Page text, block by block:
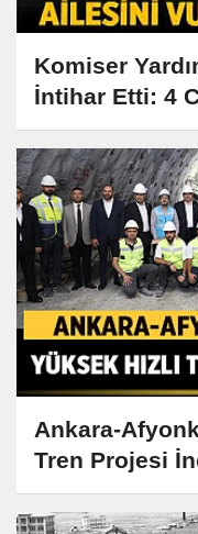
Komiser
İntihar Etti: 4
Ankara-
Tren Projesi